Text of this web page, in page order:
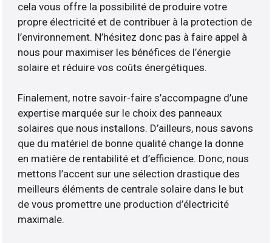
cela vous offre la possibilité de produire votre
propre électricité et de contribuer à la protection de
l’environnement. N’hésitez donc pas à faire appel à
nous pour maximiser les bénéfices de l’énergie
solaire et réduire vos coûts énergétiques.
Finalement, notre savoir-faire s’accompagne d’une
expertise marquée sur le choix des panneaux
solaires que nous installons. D’ailleurs, nous savons
que du matériel de bonne qualité change la donne
en matière de rentabilité et d’efficience. Donc, nous
mettons l’accent sur une sélection drastique des
meilleurs éléments de centrale solaire dans le but
de vous promettre une production d’électricité
maximale.